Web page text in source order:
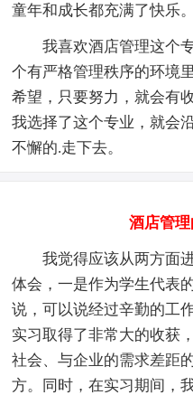
童年和成长都充满了快乐。
我喜欢酒店管理这个
个有严格管理秩序的环境
希望，只要努力，就会有
我选择了这个专业，就会
不懈的.走下去。
酒店管
我觉得应该从两方面
体会，一是作为学生代表
说，可以说经过辛勤的工
实习取得了非常大的收获
社会、与企业的需求差距
方。同时，在实习期间，